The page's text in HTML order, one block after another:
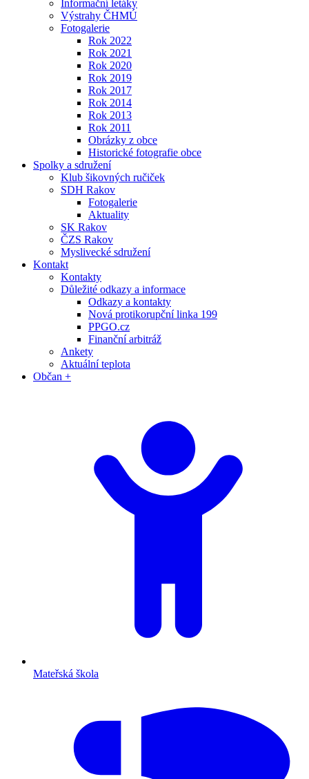
Informační letáky
Výstrahy ČHMÚ
Fotogalerie
Rok 2022
Rok 2021
Rok 2020
Rok 2019
Rok 2017
Rok 2014
Rok 2013
Rok 2011
Obrázky z obce
Historické fotografie obce
Spolky a sdružení
Klub šikovných ručiček
SDH Rakov
Fotogalerie
Aktuality
SK Rakov
ČZS Rakov
Myslivecké sdružení
Kontakt
Kontakty
Důležité odkazy a informace
Odkazy a kontakty
Nová protikorupční linka 199
PPGO.cz
Finanční arbitráž
Ankety
Aktuální teplota
Občan +
Mateřská škola